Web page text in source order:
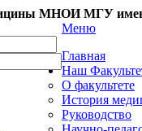
МНОИ МГУ
Меню
Главная
Наш
О факультете
История
Руководство